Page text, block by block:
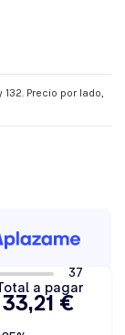
132. Precio por lado,